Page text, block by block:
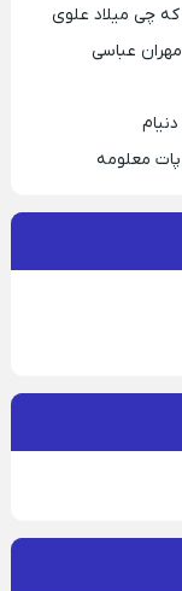
چی میلاد علوی
عباسی
معلومه